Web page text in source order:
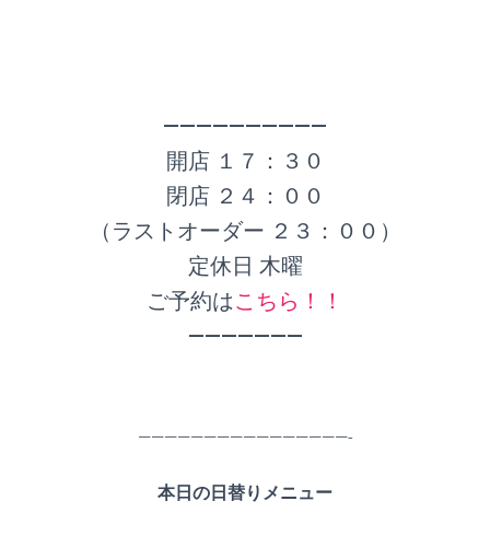
——————————
開店 １７：３０
閉店 ２４：００
（ラストオーダー ２３：００）
定休日 木曜
ご予約はこちら！！
———————
————————————————-
本日の日替りメニュー